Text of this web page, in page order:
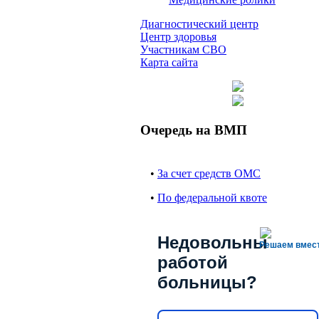
Диагностический центр
Центр здоровья
Участникам СВО
Карта сайта
Очередь на ВМП
• За счет средств ОМС
• По федеральной квоте
Решаем
Недовольны
работой
больницы?